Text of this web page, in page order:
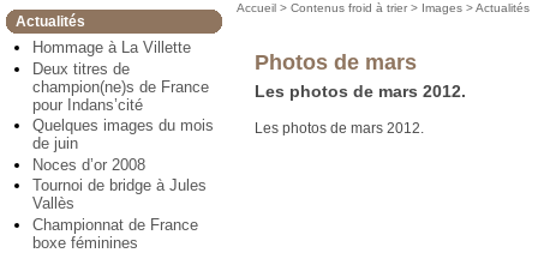
Actualités
Hommage à La Villette
Deux titres de
champion(ne)s de France
pour Indans’cité
Quelques images du mois
de juin
Noces d’or 2008
Tournoi de bridge à Jules
Vallès
Championnat de France
boxe féminines
Accueil >Contenus froid à trier > Images >Actualités
Photos de mars
Les photos de mars 2012.
Les photos de mars 2012.